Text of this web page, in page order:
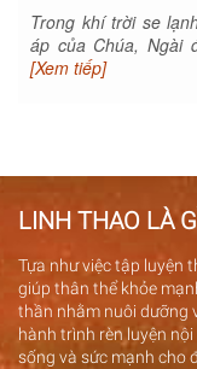
Trong khí trời se
áp của Chúa, Ngài
[Xem tiếp]
LINH THAO LÀ
Tựa như việc tập luyện
giúp thân thể khỏe
thần nhằm nuôi dưỡng
hành trình rèn luyện
sống và sức mạnh cho